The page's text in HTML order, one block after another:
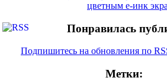
цветным е-инк
Понравилась
Подпишитесь на обновления по
Метки: